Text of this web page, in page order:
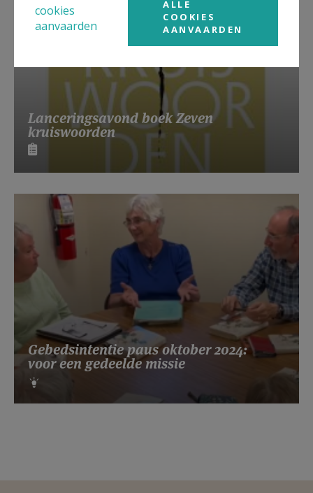
Lanceringsavond boek Zeven
kruiswoorden
Gebedsintentie paus oktober 2024:
voor een gedeelde missie
cookies
aanvaarden
ALLE
COOKIES
AANVAARDEN